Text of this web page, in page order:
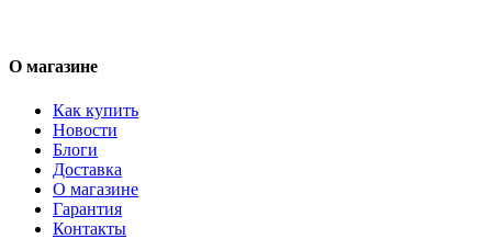
О магазине
Как купить
Новости
Блоги
Доставка
О магазине
Гарантия
Контакты